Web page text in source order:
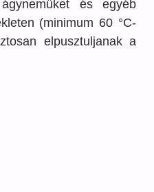
és egyéb
(minimum 60 °C-
elpusztuljanak a